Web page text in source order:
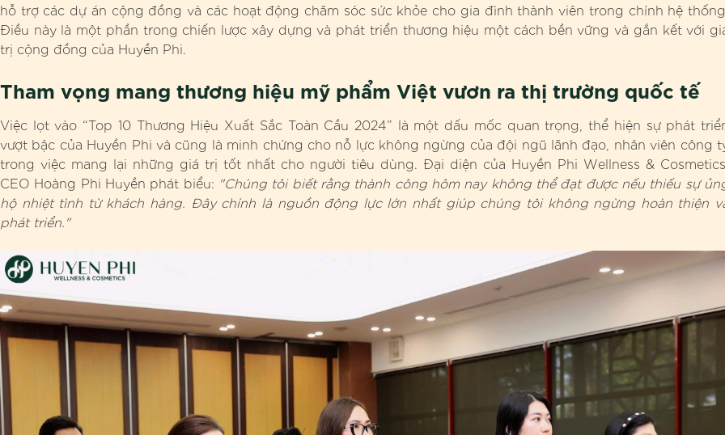
hỗ trợ các dự án cộng đồng và các hoạt động chăm sóc sức khỏe cho gia đình thành viên trong chính hệ
Điều này là một phần trong chiến lược xây dựng và phát triển thương hiệu một cách bền vững và gắn kết với
trị cộng đồng của Huyền Phi.
Tham vọng mang thương hiệu mỹ phẩm Việt vươn ra thị trường quốc tế
Việc lọt vào “Top 10 Thương Hiệu Xuất Sắc Toàn Cầu 2024” là một dấu mốc quan trọng, thể hiện sự phát
vượt bậc của Huyền Phi và cũng là minh chứng cho nỗ lực không ngừng của đội ngũ lãnh đạo, nhân viên công
trong việc mang lại những giá trị tốt nhất cho người tiêu dùng. Đại diện của Huyền Phi Wellness &
CEO Hoàng Phi Huyền phát biểu: "Chúng tôi biết rằng thành công hôm nay không thể đạt được nếu thiếu sự
hộ nhiệt tình từ khách hàng. Đây chính là nguồn động lực lớn nhất giúp chúng tôi không ngừng hoàn thiện
phát triển."